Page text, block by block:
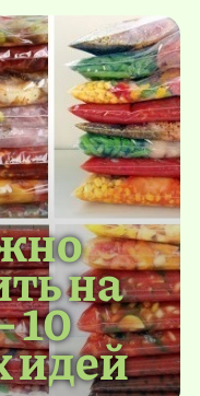
на
10
идей